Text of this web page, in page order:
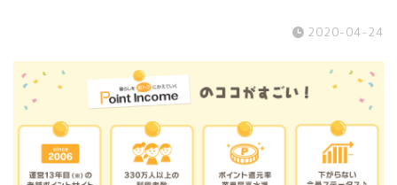
2020-04-24